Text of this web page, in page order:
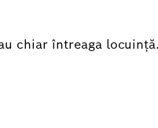
chiar întreaga